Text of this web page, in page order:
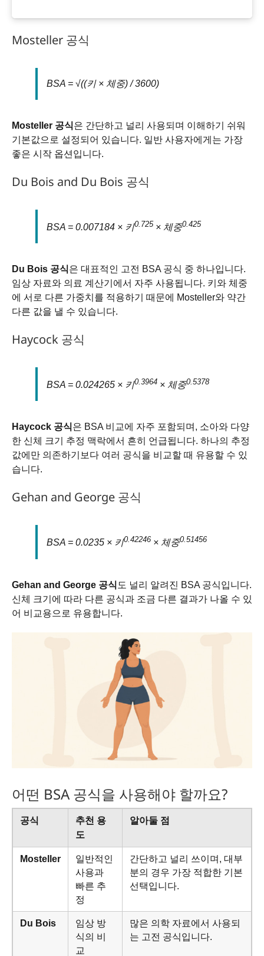
Mosteller 공식
BSA = √((키 × 체중) / 3600)
Mosteller 공식은 간단하고 널리 사용되며 이해하기 쉬워
기본값으로 설정되어 있습니다. 일반 사용자에게는 가장
좋은 시작 옵션입니다.
Du Bois and Du Bois 공식
BSA = 0.007184 × 키0.725 × 체중0.425
Du Bois 공식은 대표적인 고전 BSA 공식 중 하나입니다.
임상 자료와 의료 계산기에서 자주 사용됩니다. 키와 체중
에 서로 다른 가중치를 적용하기 때문에 Mosteller와 약간
다른 값을 낼 수 있습니다.
Haycock 공식
BSA = 0.024265 × 키0.3964 × 체중0.5378
Haycock 공식은 BSA 비교에 자주 포함되며, 소아와 다양
한 신체 크기 추정 맥락에서 흔히 언급됩니다. 하나의 추정
값에만 의존하기보다 여러 공식을 비교할 때 유용할 수 있
습니다.
Gehan and George 공식
BSA = 0.0235 × 키0.42246 × 체중0.51456
Gehan and George 공식 도 널리 알려진 BSA 공식입니다.
신체 크기에 따라 다른 공식과 조금 다른 결과가 나올 수 있
어 비교용으로 유용합니다.
어떤 BSA 공식을 사용해야 할까요?
공식
추천 용
도
알아둘 점
Mosteller
일반적인
사용과
빠른 추
정
간단하고 널리 쓰이며, 대부
분의 경우 가장 적합한 기본
선택입니다.
Du Bois
임상 방
식의 비
교
많은 의학 자료에서 사용되
는 고전 공식입니다.